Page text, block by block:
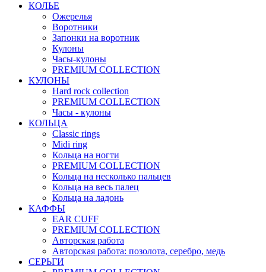
КОЛЬЕ
Ожерелья
Воротники
Запонки на воротник
Кулоны
Часы-кулоны
PREMIUM COLLECTION
КУЛОНЫ
Hard rock collection
PREMIUM COLLECTION
Часы - кулоны
КОЛЬЦА
Classic rings
Midi ring
Кольца на ногти
PREMIUM COLLECTION
Кольца на несколько пальцев
Кольца на весь палец
Кольца на ладонь
КАФФЫ
EAR CUFF
PREMIUM COLLECTION
Авторская работа
Авторская работа: позолота, серебро, медь
СЕРЬГИ